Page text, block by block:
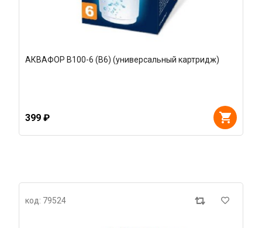
АКВАФОР В100-6 (В6) (универсальный картридж)
399 ₽
код: 79524